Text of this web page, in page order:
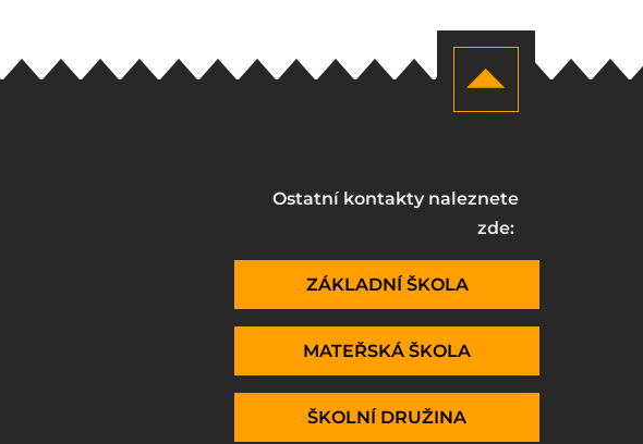
Ostatní kontakty naleznete
zde:
ZÁKLADNÍ ŠKOLA
MATEŘSKÁ ŠKOLA
ŠKOLNÍ DRUŽINA